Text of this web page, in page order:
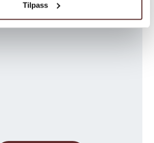
Tilpass
der Terrasse liegt sehr
am Fjord und hat jeden Tag